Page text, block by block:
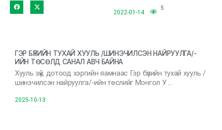
2022-01-14
5
ГЭР БҮЛИЙН ТУХАЙ ХУУЛЬ /ШИНЭЧИЛСЭН НАЙРУУЛГА/-
ИЙН ТӨСӨЛД САНАЛ АВЧ БАЙНА
Хууль зүй, дотоод хэргийн яамнаас Гэр бүлийн тухай хууль /
шинэчилсэн найруулга/-ийн төслийг Монгол У …
2025-10-13